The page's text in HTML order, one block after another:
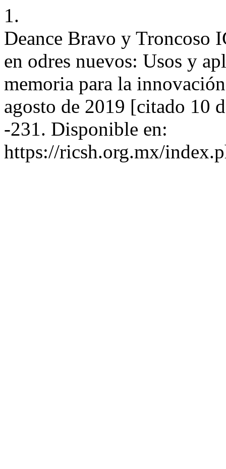
1.
Deance Bravo y Troncoso
en odres nuevos: Usos y
memoria para la
agosto de 2019 [citado 10
-231. Disponible en:
https://ricsh.org.mx/